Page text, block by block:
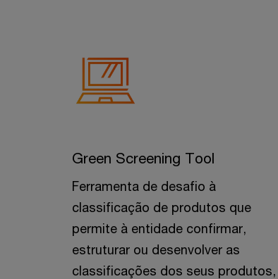
Green Screening Tool
Ferramenta de desafio à
classificação de produtos que
permite à entidade confirmar,
estruturar ou desenvolver as
classificações dos seus produtos,